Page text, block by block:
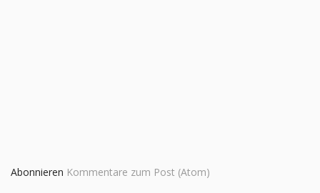
Abonnieren Kommentare zum Post (Atom)